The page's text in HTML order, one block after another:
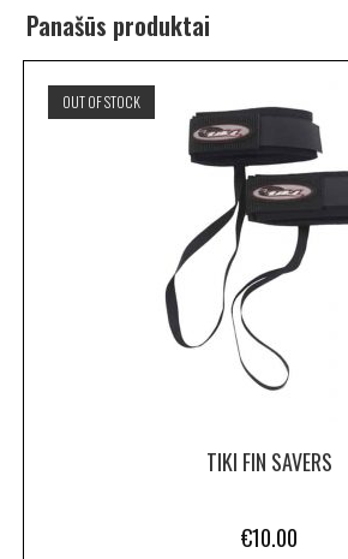
Panašūs produktai
OUT OF STOCK
TIKI FIN SAVERS
€10.00